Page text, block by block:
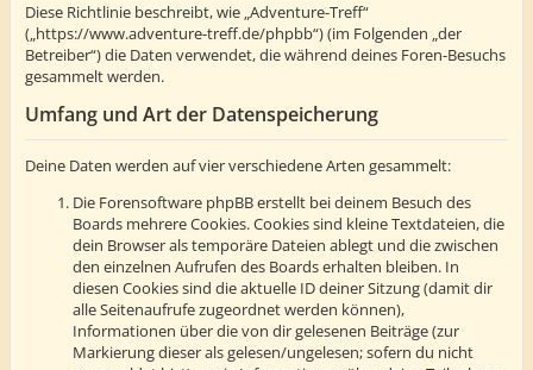
Diese Richtlinie beschreibt, wie „Adventure-Treff“
(„https://www.adventure-treff.de/phpbb“) (im Folgenden „der
Betreiber“) die Daten verwendet, die während deines Foren-Besuchs
gesammelt werden.
Umfang und Art der Datenspeicherung
Deine Daten werden auf vier verschiedene Arten gesammelt:
Die Forensoftware phpBB erstellt bei deinem Besuch des
Boards mehrere Cookies. Cookies sind kleine Textdateien, die
dein Browser als temporäre Dateien ablegt und die zwischen
den einzelnen Aufrufen des Boards erhalten bleiben. In
diesen Cookies sind die aktuelle ID deiner Sitzung (damit dir
alle Seitenaufrufe zugeordnet werden können),
Informationen über die von dir gelesenen Beiträge (zur
Markierung dieser als gelesen/ungelesen; sofern du nicht